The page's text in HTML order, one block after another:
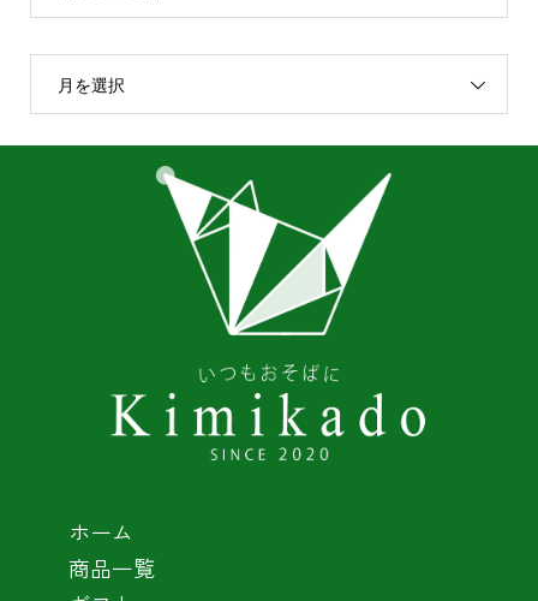
月を選択
ホーム
商品一覧